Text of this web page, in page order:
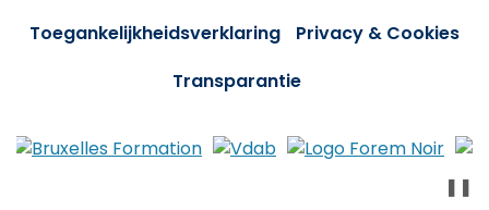
Toegankelijkheidsverklaring
Privacy & Cookies
Transparantie
❚❚